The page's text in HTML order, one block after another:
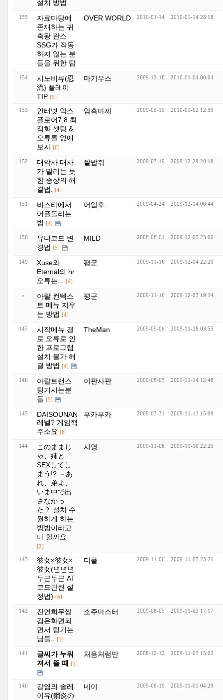
설치 방법
155
자료마당에
존재하는 귀
축왕 란스
SSG가 작동
하지 않는 분
들을 위한 팁
OVER WORLD 2010-01-14 2010-01-14 23:18
154
시노비류(忍
流) 플레이
TIP [5]
마기우스 2009-12-18 2010-01-04 00:04
153
인터넷 익스
플로어7,8 최
적화 셋팅 &
오류를 없애
보자 [6]
암흑마제 2009-05-19 2010-01-02 12:59
152
대악사 대사
가 밀리는 듯
한 증상의 해
결법.
[4]
쌀밥줘 2009-03-19 2009-12-29 20:18
151
비스타에서
어플돌리는
법 [4]
어잌후 2009-04-24 2009-12-14 06:44
150
유니코드 변
경법 [5]
MILD 2008-08-01 2009-12-05 23:06
149
Xuse와
Eternal의 hr
오류는...
[4]
평군 2009-11-16 2009-12-04 22:29
»
아랄 컨텍스
트 메뉴 지우
는 방법 [4]
평군 2009-11-16 2009-12-03 19:14
147
시작메뉴 경
로 오류로 인
한 프로그램
설치 불가 해
결 방법 [4]
TheMan 2009-09-06 2009-11-28 03:55
146
아랄트랜스
팅기시는분
들 [5]
이판사판 2009-08-05 2009-11-14 12:48
145
DAISOUNAN
레벨? 게임핵
주소요 [6]
푸카푸카 2009-03-31 2009-11-13 15:09
144
このままじ
ゃ、姉と
SEXしてし
まう!? －あ
れ、弟よ、
いま中で出
さなかっ
た？ 설치 수
월하게 하는
방법이라고
나 할까요...
[2]
시명 2009-11-08 2009-11-10 22:29
143
彼女×彼女×
彼女(년년년
두근두근 AT
코드관련 설
정법) [6]
디플 2009-11-06 2009-11-07 23:21
142
진연희무쌍
검은화면되
면서 팅기는
님들..
[1]
소주마스터 2009-08-05 2009-11-03 17:17
141
글씨가 누워
져서 뜰 때 [1]
처음처럼만 2008-12-12 2009-11-03 15:02
140
강염의 솔레
이유(鋼炎の
네이 2009-08-19 2009-11-01 04:29